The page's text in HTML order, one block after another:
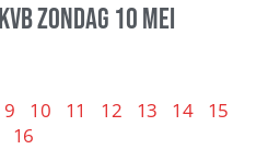
zondag 10 mei
9 10 11 12 13 14
15
16